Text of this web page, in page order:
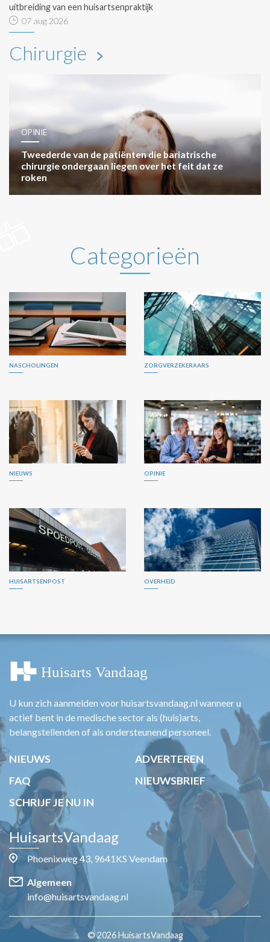
uitbreiding van een huisartsenpraktijk
07 aug 2026
Chirurgie
OPINIE
Tweederde van de patiënten die bariatrische
chirurgie ondergaan liegen over het feit dat ze
roken
Categorieën
NASCHOLINGEN ZORGVERZEKERAARS
NIEUWS OPINIE
HUISARTSENPOST OVERHEID
U kun zich aanmelden voor huisartsvandaag.nl wanneer u
actief bent in de medische sector als (huis)arts,
belangstellenden of als ondersteunend personeel.
NIEUWS
ADVERTEREN
FAQ
NIEUWSBRIEF
SCHRIJF JE NU IN
HuisartsVandaag
Phoenixweg 43, 9641KS Veendam
Algemeen
info@huisartsvandaag.nl
© 2026 HuisartsVandaag